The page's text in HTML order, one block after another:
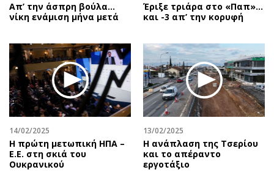
Απ’ την άσπρη βούλα…
νίκη ενάμιση μήνα μετά
Έριξε τριάρα στο «Παπ»…
και -3 απ’ την κορυφή
14/02/2025
Η πρώτη μετωπική ΗΠΑ –
Ε.Ε. στη σκιά του
Ουκρανικού
13/02/2025
Η ανάπλαση της Τσερίου
και το απέραντο
εργοτάξιο